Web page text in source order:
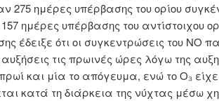
275 ημέρες υπέρβασης του ορίου
ημέρες υπέρβασης του αντίστοιχου
έδειξε ότι οι συγκεντρώσεις του ΝΟ
τις πρωινές ώρες λόγω της
και μία το απόγευμα, ενώ το Ο₃
κατά τη διάρκεια της νύχτας μέσω